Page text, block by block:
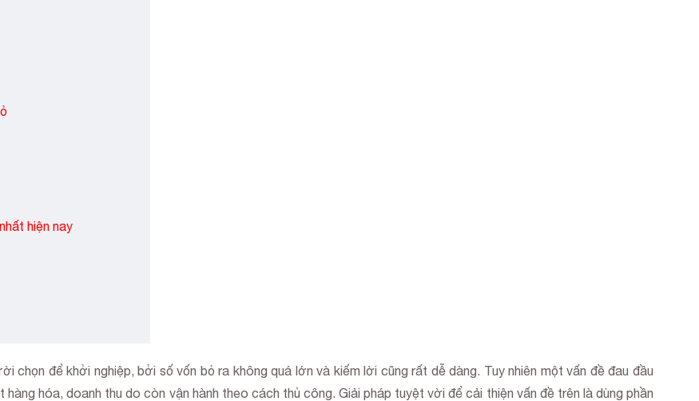
hiện nay
chọn để khởi nghiệp, bởi số vốn bỏ ra không quá lớn và kiếm lời cũng rất dễ dàng. Tuy nhiên một vấn đề đau đầu
hóa, doanh thu do còn vận hành theo cách thủ công. Giải pháp tuyệt vời để cải thiện vấn đề trên là dùng phần